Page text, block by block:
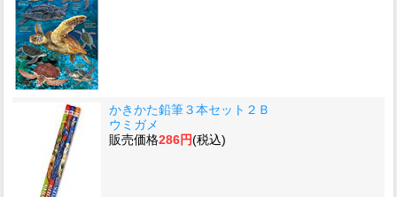
かきかた鉛筆３本セット２Ｂ
ウミガメ
販売価格286円(税込)